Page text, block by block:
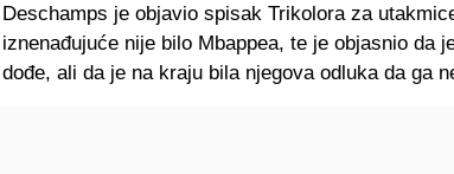
Deschamps je objavio spisak Trikolora za
iznenađujuće nije bilo Mbappea, te je objasnio da
dođe, ali da je na kraju bila njegova odluka da ga